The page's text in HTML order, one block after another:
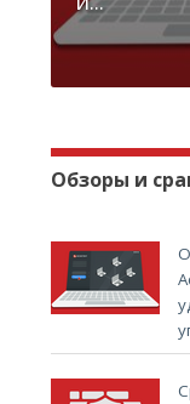
Обзоры и